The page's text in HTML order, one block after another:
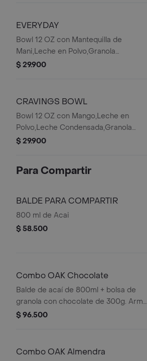
EVERYDAY
Bowl 12 OZ con Mantequilla de
Mani,Leche en Polvo,Granola
Chocolate y Banano
$ 29.900
CRAVINGS BOWL
Bowl 12 OZ con Mango,Leche en
Polvo,Leche Condensada,Granola
Chocolate y Banano
$ 29.900
Para Compartir
BALDE PARA COMPARTIR
800 ml de Acai
$ 58.500
Combo OAK Chocolate
Balde de acaí de 800ml + bolsa de
granola con chocolate de 300g. Arma
tus bowls en casa.
$ 96.500
Combo OAK Almendra